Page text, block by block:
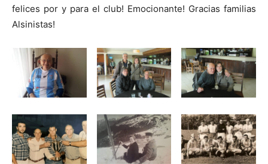
felices por y para el club! Emocionante! Gracias familias
Alsinistas!